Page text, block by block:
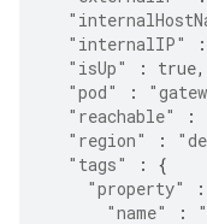
"internalIP"
:
"isUp"
: true,
"pod"
:
"reachable"
:
"region"
:
"tags"
:
{
"property"
:
"name"
: